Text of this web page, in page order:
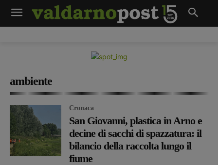
ambiente
Cronaca
San Giovanni, plastica in Arno e
decine di sacchi di spazzatura: il
bilancio della raccolta lungo il
fiume